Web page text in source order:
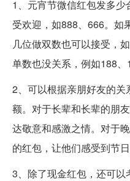
1、元宵节微信红包发多
受欢迎，如888、666。如
几位做双数也可以接受，
单数也没关系，例如188、
2、可以根据亲朋好友的
额。对于长辈和长辈的朋
达敬意和感激之情。对于
的红包，让他们感受到节日
3、除了现金红包，还可